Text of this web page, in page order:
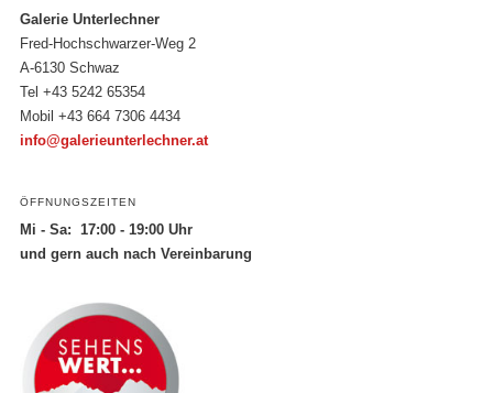
Galerie Unterlechner
Fred-Hochschwarzer-Weg 2
A-6130 Schwaz
Tel +43 5242 65354
Mobil +43 664 7306 4434
info@galerieunterlechner.at
ÖFFNUNGSZEITEN
Mi - Sa: 17:00 - 19:00 Uhr
und gern auch nach Vereinbarung